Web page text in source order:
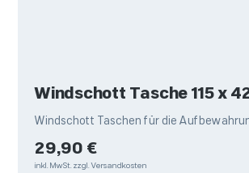
Windschott Tasche 115 x
Regulärer Preis:
29,90 €
inkl. MwSt. zzgl. Versandkosten